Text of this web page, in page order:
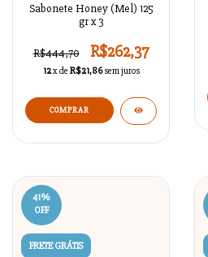
Sabonete Honey (Mel) 125
gr x 3
R$444,70 R$262,37
12x de R$21,86 sem juros
41%
OFF
FRETE GRÁTIS